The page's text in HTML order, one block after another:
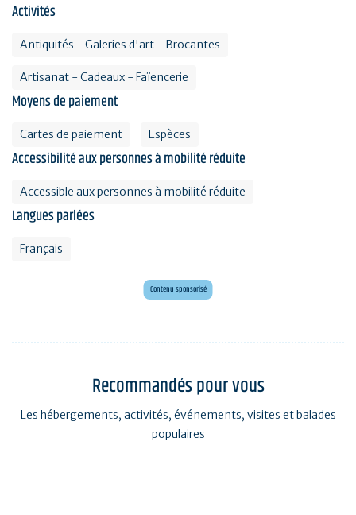
Activités
Antiquités - Galeries d'art - Brocantes
Artisanat - Cadeaux - Faïencerie
Moyens de paiement
Cartes de paiement Espèces
Accessibilité aux personnes à mobilité réduite
Accessible aux personnes à mobilité réduite
Langues parlées
Français
Contenu sponsorisé
Maxi mini golf 26 trous à deux pas de l'océan
Recommandés pour vous
Les hébergements, activités, événements, visites et balades
populaires